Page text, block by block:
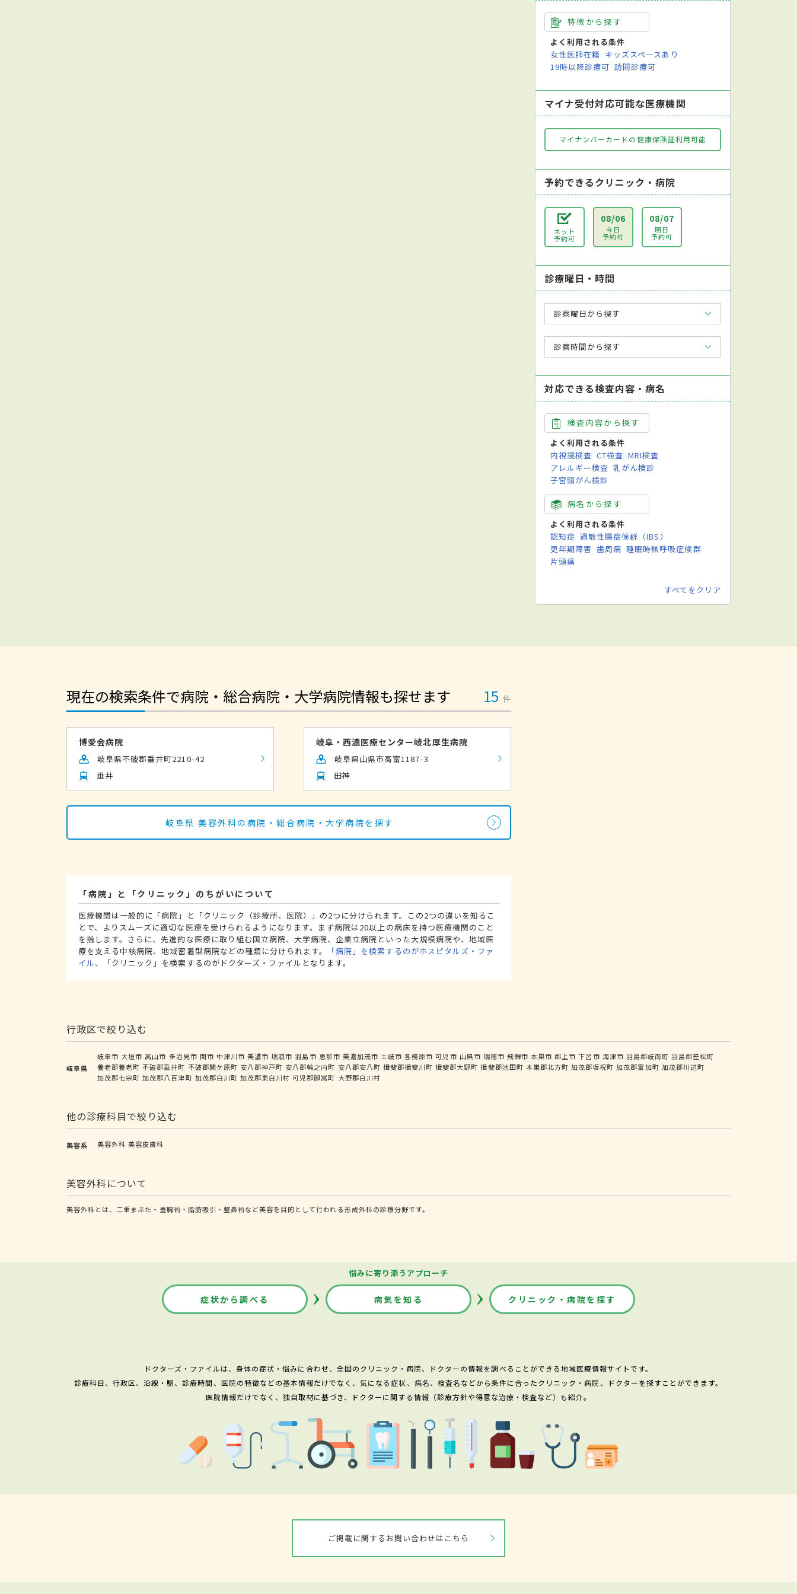
特徴から探す
よく利用される条件
女性医師在籍 キッズスペースあり
19時以降診療可 訪問診療可
マイナ受付対応可能な医療機関
マイナンバーカードの健康保険証利用可能
予約できるクリニック・病院
ネット
予約可
08/06
今日
予約可
08/07
明日
予約可
診療曜日・時間
診察曜日から探す
診察時間から探す
対応できる検査内容・病名
検査内容から探す
よく利用される条件
内視鏡検査 CT検査 MRI検査
アレルギー検査 乳がん検診
子宮頸がん検診
病名から探す
よく利用される条件
認知症 過敏性腸症候群（IBS）
更年期障害 歯周病 睡眠時無呼吸症候群
片頭痛
すべてをクリア
現在の検索条件で病院・総合病院・大学病院情報も探せます 15 件
博愛会病院
岐阜県不破郡垂井町2210-42
垂井
岐阜・西濃医療センター岐北厚生病院
岐阜県山県市高富1187-3
田神
岐阜県 美容外科の病院・総合病院・大学病院を探す
「病院」と「クリニック」のちがいについて
医療機関は一般的に「病院」と「クリニック（診療所、医院）」の2つに分けられます。この2つの違いを知るこ
とで、よりスムーズに適切な医療を受けられるようになります。まず病院は20以上の病床を持つ医療機関のこと
を指します。さらに、先進的な医療に取り組む国立病院、大学病院、企業立病院といった大規模病院や、地域医
療を支える中核病院、地域密着型病院などの種類に分けられます。
「病院」を検索するのがホスピタルズ・ファ
イル、「クリニック」を検索するのがドクターズ・ファイルとなります。
行政区で絞り込む
岐阜県
岐阜市 大垣市 高山市 多治見市 関市 中津川市 美濃市 瑞浪市 羽島市 恵那市 美濃加茂市 土岐市 各務原市 可児市 山県市 瑞穂市 飛騨市 本巣市 郡上市 下呂市 海津市 羽島郡岐南町 羽島郡笠松町
養老郡養老町 不破郡垂井町 不破郡関ケ原町 安八郡神戸町 安八郡輪之内町 安八郡安八町 揖斐郡揖斐川町 揖斐郡大野町 揖斐郡池田町 本巣郡北方町 加茂郡坂祝町 加茂郡富加町 加茂郡川辺町
加茂郡七宗町 加茂郡八百津町 加茂郡白川町 加茂郡東白川村 可児郡御嵩町 大野郡白川村
他の診療科目で絞り込む
美容系 美容外科 美容皮膚科
美容外科について
美容外科とは、二重まぶた・豊胸術・脂肪吸引・整鼻術など美容を目的として行われる形成外科の診療分野です。
悩みに寄り添うアプローチ
症状から調べる 病気を知る クリニック・病院を探す
ドクターズ・ファイルは、身体の症状・悩みに合わせ、全国のクリニック・病院、ドクターの情報を調べることができる地域医療情報サイトです。
診療科目、行政区、沿線・駅、診療時間、医院の特徴などの基本情報だけでなく、気になる症状、病名、検査名などから条件に合ったクリニック・病院、ドクターを探すことができます。
医院情報だけでなく、独自取材に基づき、ドクターに関する情報（診療方針や得意な治療・検査など）も紹介。
ご掲載に関するお問い合わせはこちら